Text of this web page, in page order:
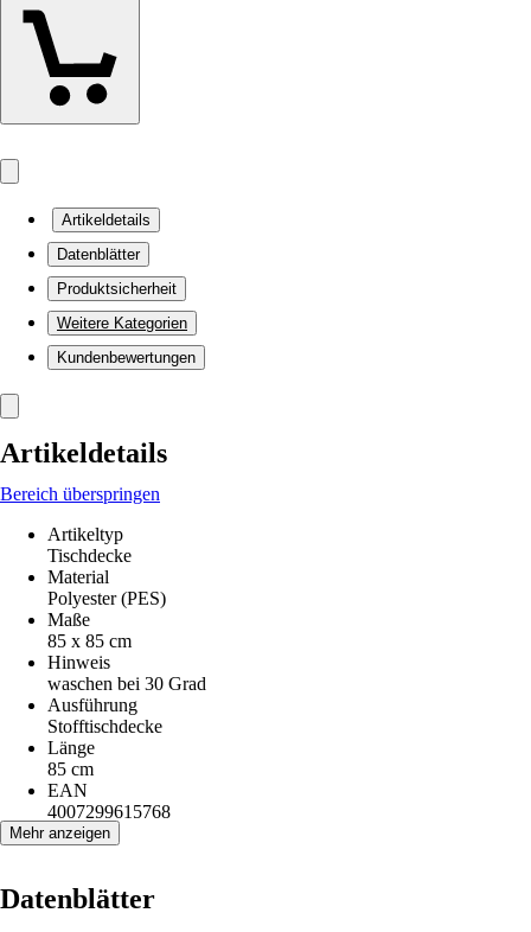
Artikeldetails
Datenblätter
Produktsicherheit
Weitere Kategorien
Kundenbewertungen
Artikeldetails
Bereich überspringen
Artikeltyp
Tischdecke
Material
Polyester (PES)
Maße
85 x 85 cm
Hinweis
waschen bei 30 Grad
Ausführung
Stofftischdecke
Länge
85 cm
EAN
4007299615768
Mehr anzeigen
Datenblätter